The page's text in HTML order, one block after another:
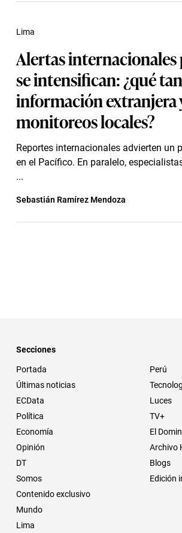
Alertas internacionales
se intensifican: ¿qué
información extranjera
monitoreos locales?
Reportes internacionales advierten un
en el Pacífico. En paralelo,
...
Lima
Sebastián Ramírez Mendoza
Secciones
Portada
Últimas noticias
ECData
Política
Economía
Opinión
DT
Somos
Contenido exclusivo
Mundo
Lima
Perú
Luces
TV+
El
Archivo
Blogs
Edición